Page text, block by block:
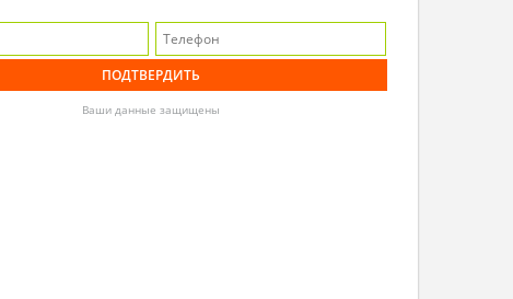
Ваши данные защищены